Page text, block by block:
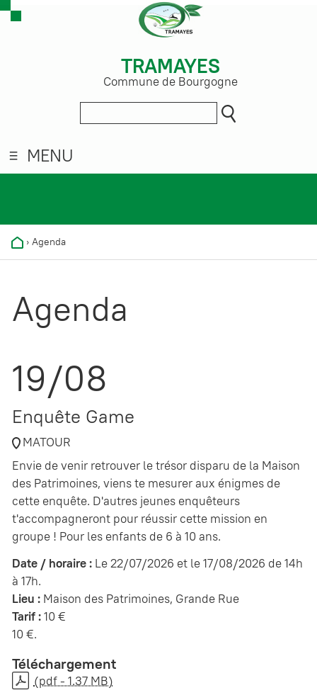
TRAMAYES
Commune de Bourgogne
MENU
› Agenda
Agenda
19/08
Enquête Game
MATOUR
Envie de venir retrouver le trésor disparu de la Maison
des Patrimoines, viens te mesurer aux énigmes de
cette enquête. D'autres jeunes enquêteurs
t'accompagneront pour réussir cette mission en
groupe ! Pour les enfants de 6 à 10 ans.
Date / horaire : Le 22/07/2026 et le 17/08/2026 de 14h
à 17h.
Lieu : Maison des Patrimoines, Grande Rue
Tarif :10 €
10 €.
Téléchargement
(pdf - 1.37 MB)